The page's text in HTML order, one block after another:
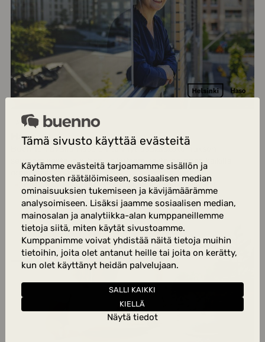
Tämä sivusto käyttää evästeitä
Käytämme evästeitä tarjoamamme sisällön ja
mainosten räätälöimiseen, sosiaalisen median
ominaisuuksien tukemiseen ja kävijämäärämme
analysoimiseen. Lisäksi jaamme sosiaalisen median,
mainosalan ja analytiikka-alan kumppaneillemme
tietoja siitä, miten käytät sivustoamme.
Kumppanimme voivat yhdistää näitä tietoja muihin
tietoihin, joita olet antanut heille tai joita on kerätty,
kun olet käyttänyt heidän palvelujaan.
SALLI KAIKKI
KIELLÄ
Näytä tiedot
ASUMINEN
Haso
Buennon avulla Haso on tehnyt asukaskokemuksen
seuraamisesta ja siihen vaikuttamisesta helppoa kaikilla
organisaation tasoilla.
YLI 50% VASTAUSPROSENTIT KUUKAUDESTA TOISEEN